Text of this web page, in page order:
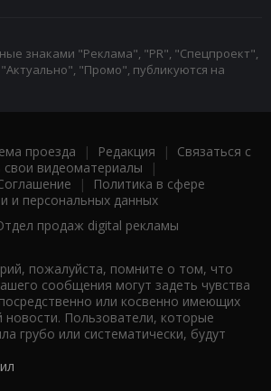
знаками "Реклама", "PR", "Спецпроект",
"Промо", публикуются на
проезда | Редакция | Связаться с
свои видеоматериалы |
|
Политика в сфере
и персональных данных
продаж digital рекламы
пожалуйста, помните о том, что
сообщения могут задеть чувства
или косвенно имеющих
новости. Пользователи, которые
грубо или систематически, будут